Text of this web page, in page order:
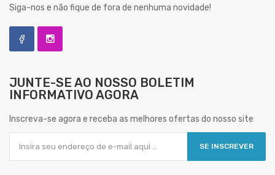
Siga-nos e não fique de fora de nenhuma novidade!
JUNTE-SE AO NOSSO BOLETIM
INFORMATIVO AGORA
Inscreva-se agora e receba as melhores ofertas do nosso site
SE INSCREVER